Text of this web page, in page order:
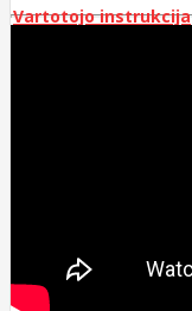
Vartotojo instrukcija